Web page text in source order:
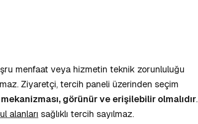
menfaat veya hizmetin teknik zorunluluğu
Ziyaretçi, tercih paneli üzerinden seçim
görünür ve erişilebilir olmalıdır.
alanları sağlıklı tercih sayılmaz.